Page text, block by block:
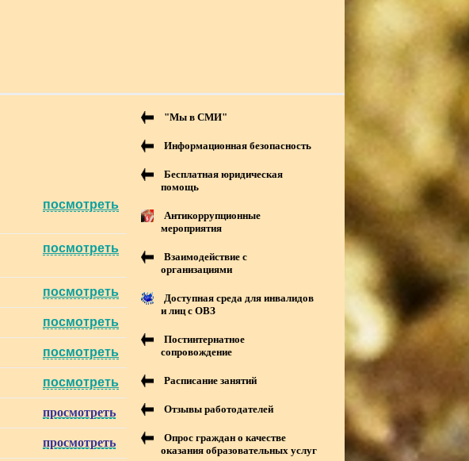
посмотреть
посмотреть
посмотреть
посмотреть
посмотреть
посмотреть
просмотреть
просмотреть
"Мы в СМИ"
Информационная безопасность
Бесплатная юридическая
помощь
Антикоррупционные
мероприятия
Взаимодействие с
организациями
Доступная среда для инвалидов
и лиц с ОВЗ
Постинтернатное
сопровождение
Расписание занятий
Отзывы работодателей
Опрос граждан о качестве
оказания образовательных услуг